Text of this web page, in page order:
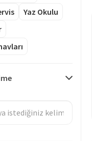
Yaz Okulu